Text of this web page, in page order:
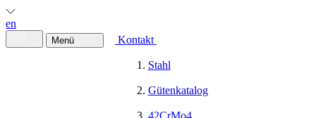
en
Menü Kontakt
Stahl
Gütenkatalog
42CrMo4